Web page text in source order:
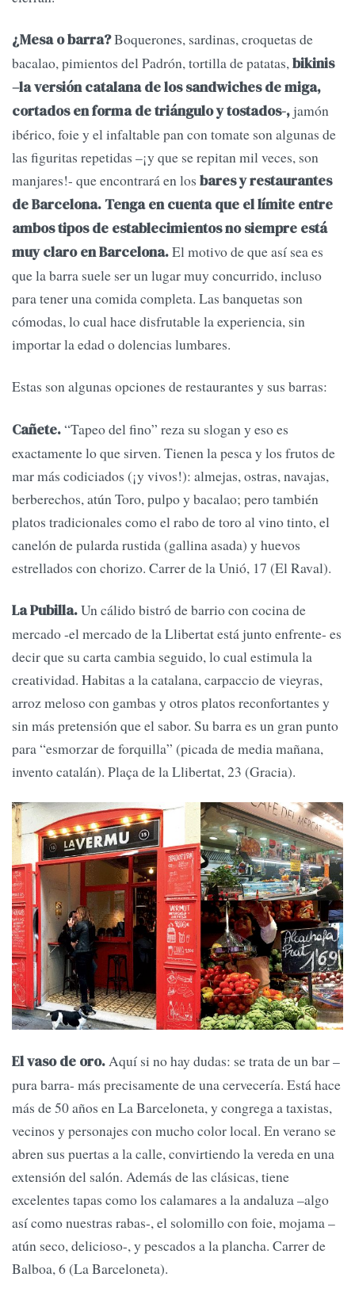
¿Mesa o barra?Boquerones, sardinas, croquetas de
bacalao, pimientos del Padrón, tortilla de patatas,bikinis
–la versión catalana de los sandwiches de miga,
cortados en forma de triángulo y tostados-, jamón
ibérico, foie y el infaltable pan con tomate son algunas de
las figuritas repetidas –¡y que se repitan mil veces, son
manjares!- que encontrará en los bares y restaurantes
de Barcelona. Tenga en cuenta que el límite entre
ambos tipos de establecimientos no siempre está
muy claro en Barcelona.El motivo de que así sea es
que la barra suele ser un lugar muy concurrido, incluso
para tener una comida completa. Las banquetas son
cómodas, lo cual hace disfrutable la experiencia, sin
importar la edad o dolencias lumbares.
Estas son algunas opciones de restaurantes y sus barras:
Cañete.“Tapeo del fino” reza su slogan y eso es
exactamente lo que sirven. Tienen la pesca y los frutos de
mar más codiciados (¡y vivos!): almejas, ostras, navajas,
berberechos, atún Toro, pulpo y bacalao; pero también
platos tradicionales como el rabo de toro al vino tinto, el
canelón de pularda rustida (gallina asada) y huevos
estrellados con chorizo. Carrer de la Unió, 17 (El Raval).
La Pubilla.Un cálido bistró de barrio con cocina de
mercado -el mercado de la Llibertat está junto enfrente- es
decir que su carta cambia seguido, lo cual estimula la
creatividad. Habitas a la catalana, carpaccio de vieyras,
arroz meloso con gambas y otros platos reconfortantes y
sin más pretensión que el sabor. Su barra es un gran punto
para “esmorzar de forquilla” (picada de media mañana,
invento catalán). Plaça de la Llibertat, 23 (Gracia).
El vaso de oro.Aquí si no hay dudas: se trata de un bar –
pura barra- más precisamente de una cervecería. Está hace
más de 50 años en La Barceloneta, y congrega a taxistas,
vecinos y personajes con mucho color local. En verano se
abren sus puertas a la calle, convirtiendo la vereda en una
extensión del salón. Además de las clásicas, tiene
excelentes tapas como los calamares a la andaluza –algo
así como nuestras rabas-, el solomillo con foie, mojama –
atún seco, delicioso-, y pescados a la plancha. Carrer de
Balboa, 6 (La Barceloneta).